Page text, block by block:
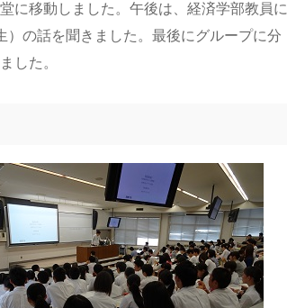
に移動しました。午後は、経済学部教員に
の話を聞きました。最後にグループに分
した。